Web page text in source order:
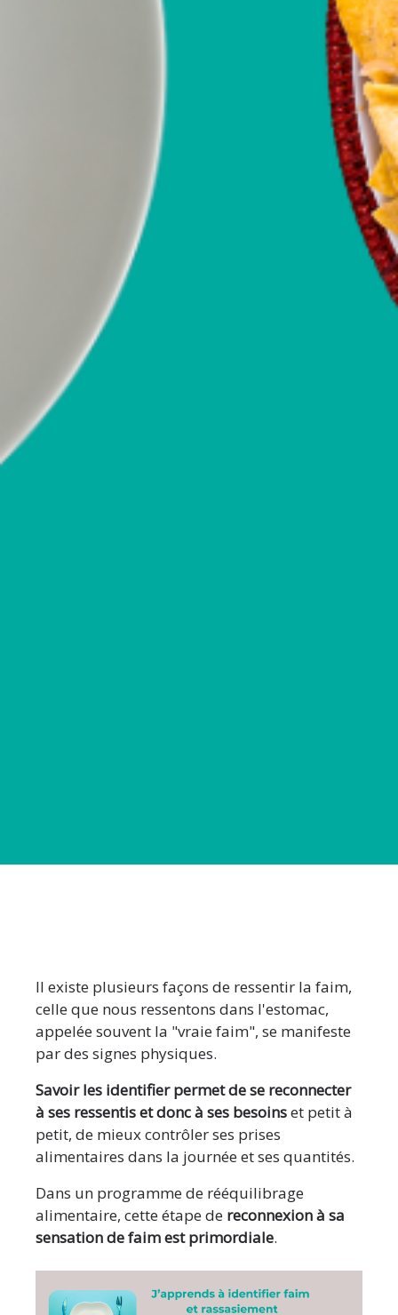
Il existe plusieurs façons de ressentir la faim,
celle que nous ressentons dans l'estomac,
appelée souvent la "vraie faim", se manifeste
par des signes physiques.
Savoir les identifier permet de se reconnecter
à ses ressentis et donc à ses besoinset petit à
petit, de mieux contrôler ses prises
alimentaires dans la journée et ses quantités.
Dans un programme de rééquilibrage
alimentaire, cette étape de reconnexion à sa
sensation de faim est primordiale.